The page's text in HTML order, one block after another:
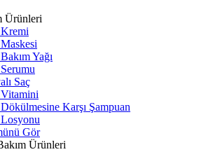
Ürünleri
Kremi
Yağı
Saç
Vitamini
Karşı Şampuan
Gör
Ürünleri